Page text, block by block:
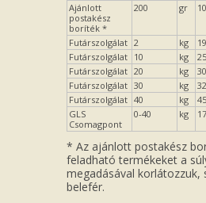
Ajánlott
postakész
boríték *
200 gr
Futárszolgálat 2 kg
Futárszolgálat 10 kg
Futárszolgálat 20 kg
Futárszolgálat 30 kg
Futárszolgálat 40 kg
GLS
Csomagpont
0-40 kg
* Az ajánlott postakész
feladható termékeket a
megadásával korlátozzuk,
belefér.